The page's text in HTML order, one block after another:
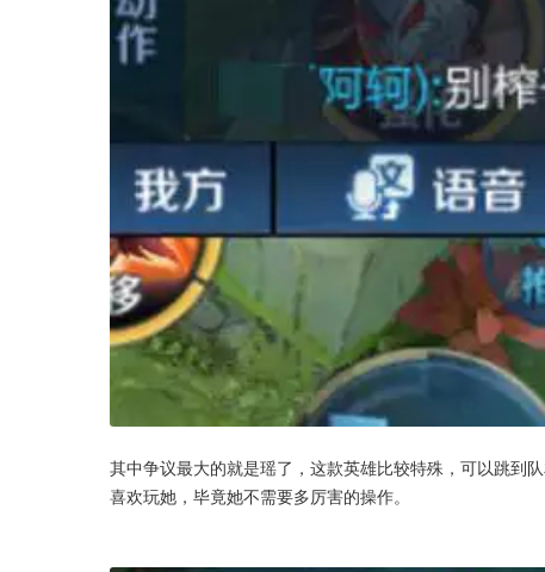
其中争议最大的就是瑶了，这款英雄比较特殊，可以跳到
喜欢玩她，毕竟她不需要多厉害的操作。